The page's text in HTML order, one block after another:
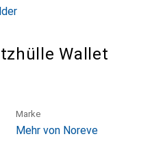
Wallet
Marke
Mehr von Noreve